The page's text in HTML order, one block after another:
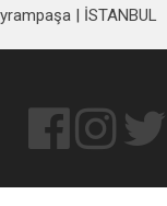
| İSTANBUL